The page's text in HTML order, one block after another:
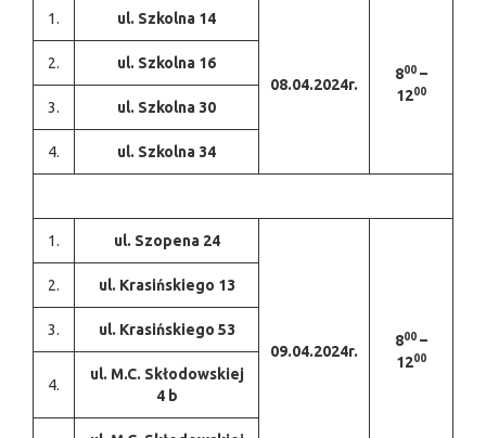
1. ul. Szkolna 14
08.04.2024r.
800 –
1200
2. ul. Szkolna 16
3. ul. Szkolna 30
4. ul. Szkolna 34
1. ul. Szopena 24
09.04.2024r.
800 –
1200
2. ul. Krasińskiego 13
3. ul. Krasińskiego 53
4.
ul. M.C. Skłodowskiej
4 b